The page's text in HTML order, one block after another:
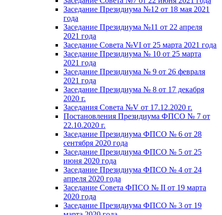
Заседание Президиума №12 от 18 мая 2021
года
Заседание Президиума №11 от 22 апреля
2021 года
Заседание Совета №VI от 25 марта 2021 года
Заседание Президиума № 10 от 25 марта
2021 года
Заседание Президиума № 9 от 26 февраля
2021 года
Заседание Президиума № 8 от 17 декабря
2020 г.
Заседания Совета №V от 17.12.2020 г.
Постановления Президиума ФПСО № 7 от
22.10.2020 г.
Заседание Президиума ФПСО № 6 от 28
сентября 2020 года
Заседание Президиума ФПСО № 5 от 25
июня 2020 года
Заседание Президиума ФПСО № 4 от 24
апреля 2020 года
Заседание Совета ФПСО № II от 19 марта
2020 года
Заседание Президиума ФПСО № 3 от 19